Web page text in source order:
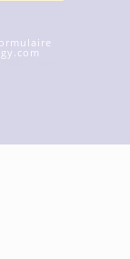
plus sur